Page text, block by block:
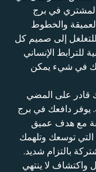
في برج
والخطوط
للتغلغل إلى صميم كل
للترابط الإنساني
في شيء يمكن
قادر على المضي
يوفر دافعك في برج
مع هدف عميق
التي توسعك وتلهمك
بالتزام شديد.
واكتشاف لا ينتهي